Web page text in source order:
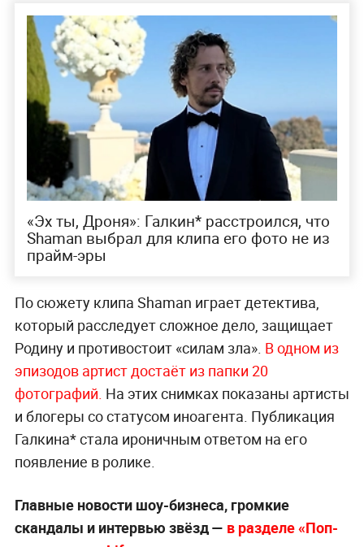
«Эх ты, Дроня»: Галкин* расстроился, что
Shaman выбрал для клипа его фото не из
прайм-эры
По сюжету клипа Shaman играет детектива,
который расследует сложное дело, защищает
Родину и противостоит «силам зла». В одном из
эпизодов артист достаёт из папки 20
фотографий. На этих снимках показаны артисты
и блогеры со статусом иноагента. Публикация
Галкина* стала ироничным ответом на его
появление в ролике.
Главные новости шоу-бизнеса, громкие
скандалы и интервью звёзд — в разделе «Поп-